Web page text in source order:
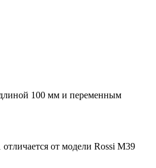
длиной 100 мм и переменным
от модели Rossi M39